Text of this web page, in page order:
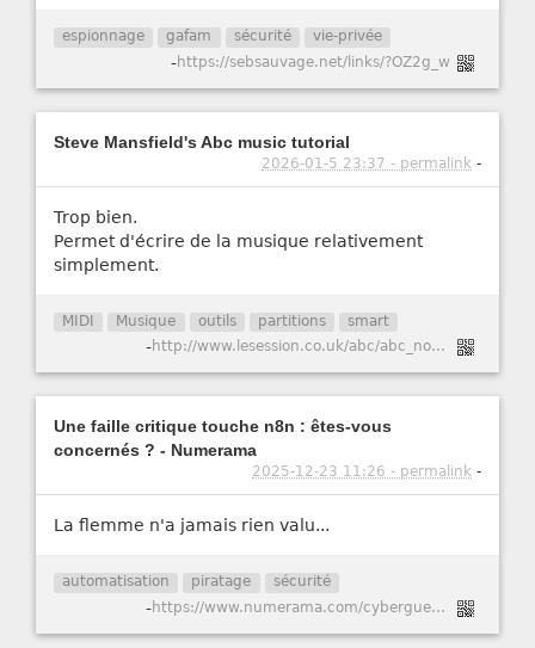
espionnage gafam sécurité vie-privée
-https://sebsauvage.net/links/?OZ2g_w
Steve Mansfield's Abc music tutorial
2026-01-5 23:37 - permalink -
Trop bien.
Permet d'écrire de la musique relativement
simplement.
MIDI Musique outils partitions smart
- http://www.lesession.co.uk/abc/abc_notation.htm
Une faille critique touche n8n : êtes-vous
concernés ? - Numerama
2025-12-23 11:26 - permalink -
La flemme n'a jamais rien valu...
automatisation piratage sécurité
- https://www.numerama.com/cyberguerre/2147741-une-faille-critique-touche-n8n-etes-vous-concernes.html